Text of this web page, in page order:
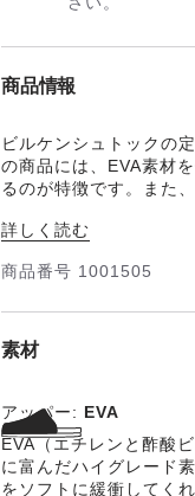
商品情報
ビルケンシュトックの
の商品には、EVA素材
るのが特徴です。また
履き心地をお約束します
詳しく読む
商品番号 1001505
素材
アッパー: EVA
EVA（エチレンと酢酸
に富んだハイグレード
をソフトに緩衝してくれ